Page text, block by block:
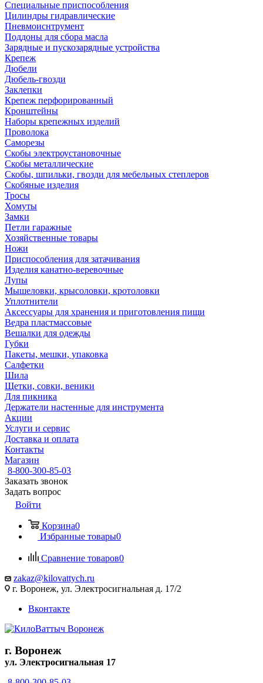
Специальные приспособления
Цилиндры гидравлические
Пневмоиснтрумент
Поддоны для сбора масла
Зарядные и пускозарядные устройства
Крепеж
Дюбели
Дюбель-гвозди
Заклепки
Крепеж перфорированный
Кронштейны
Наборы крепежных изделий
Проволока
Саморезы
Скобы электроустановочные
Скобы металлические
Скобы, шпильки, гвозди для мебельных степлеров
Скобяные изделия
Тросы
Хомуты
Замки
Петли гаражные
Хозяйственные товары
Ножи
Приспособления для затачивания
Изделия канатно-веревочные
Лупы
Мышеловки, крысоловки, кротоловки
Уплотнители
Аксессуары для хранения и приготовления пищи
Ведра пластмассовые
Вешалки для одежды
Губки
Пакеты, мешки, упаковка
Салфетки
Шила
Щетки, совки, веники
Для пикника
Держатели настенные для инструмента
Акции
Услуги и сервис
Доставка и оплата
Контакты
Магазин
8-800-300-85-03
Заказать звонок
Задать вопрос
Войти
Корзина0
Избранные товары0
Сравнение товаров0
zakaz@kilovattych.ru
г. Воронеж, ул. Электросигнальная д. 17/2
Вконтакте
г. Воронеж
ул. Электросигнальная 17